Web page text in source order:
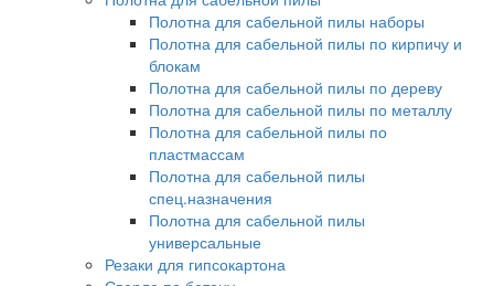
Полотна для сабельной пилы наборы
Полотна для сабельной пилы по кирпичу и
блокам
Полотна для сабельной пилы по дереву
Полотна для сабельной пилы по металлу
Полотна для сабельной пилы по
пластмассам
Полотна для сабельной пилы
спец.назначения
Полотна для сабельной пилы
универсальные
Резаки для гипсокартона